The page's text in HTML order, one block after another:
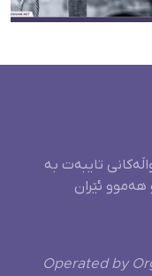
تایبەت بە
ئێران
Operated by